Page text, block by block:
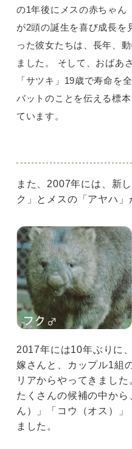
の1年後にメスの赤ちゃん
が2頭の誕生を喜び成長を
った彼女たちは、長年、
ました。 そして、おばあ
「サツキ」19歳で寿命を
バットのことを伝える標
ています。
また、2007年には、新
ク」とメスの「アヤハ」
2017年には10年ぶりに
嫁さんと、カップル1組
リアからやってきまし
たくさんの候補の中か
ん）」「コウ（オス）
ました。